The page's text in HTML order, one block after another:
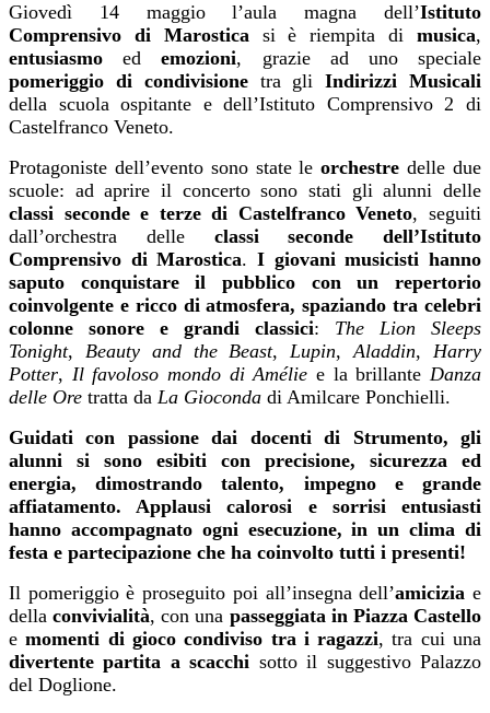
Giovedì 14 maggio l’aula magna dell’Istituto
Comprensivo di Marosticasi è riempita dimusica,
entusiasmo edemozioni, grazie ad uno speciale
pomeriggio di condivisionetra gliIndirizzi Musicali
della scuola ospitante e dell’Istituto Comprensivo 2 di
Castelfranco Veneto.
Protagoniste dell’evento sono state leorchestre delle due
scuole: ad aprire il concerto sono stati gli alunni delle
classi seconde e terze di Castelfranco Veneto, seguiti
dall’orchestra delle classi seconde dell’Istituto
Comprensivo di Marostica.I giovani musicisti hanno
saputo conquistare il pubblico con un repertorio
coinvolgente e ricco di atmosfera, spaziando tra celebri
colonne sonore e grandi classici: The Lion Sleeps
Tonight, Beauty and the Beast,Lupin,Aladdin,Harry
Potter, Il favoloso mondo di Amélie e la brillanteDanza
delle Ore tratta da La Gioconda di Amilcare Ponchielli.
Guidati con passione dai docenti di Strumento, gli
alunni si sono esibiti con precisione, sicurezza ed
energia, dimostrando talento, impegno e grande
affiatamento. Applausi calorosi e sorrisi entusiasti
hanno accompagnato ogni esecuzione, in un clima di
festa e partecipazione che ha coinvolto tutti i presenti!
Il pomeriggio è proseguito poi all’insegna dell’amicizia e
dellaconvivialità, con una passeggiata in Piazza Castello
emomenti di gioco condiviso tra i ragazzi, tra cui una
divertente partita a scacchi sotto il suggestivo Palazzo
del Doglione.